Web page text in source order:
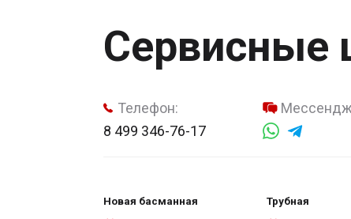
Сервисные
Телефон:
8 499 346-76-17
Новая басманная Трубная